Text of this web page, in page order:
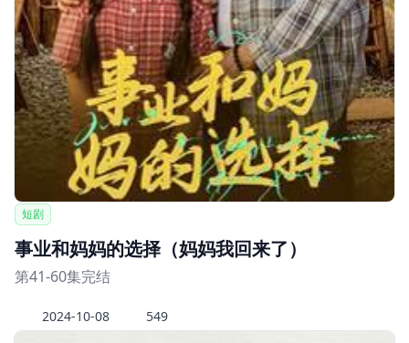
短剧
事业和妈妈的选择（妈妈我回来了）
第41-60集完结
2024-10-08 549